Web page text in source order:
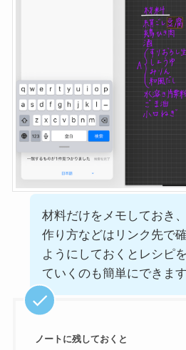
材料だけをメモしておき
作り方などはリンク先で
ようにしておくとレシピ
ていくのも簡単にできます
ノートに残しておくと